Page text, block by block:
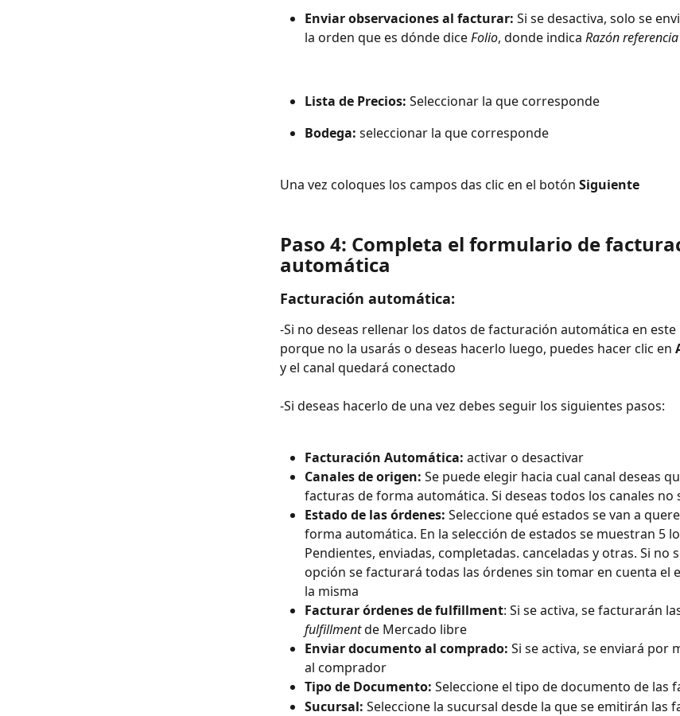
Enviar observaciones al facturar: Si se desactiva, solo se
la orden que es dónde dice Folio, donde indica Razón referencia
Lista de Precios: Seleccionar la que corresponde
Bodega: seleccionar la que corresponde
Una vez coloques los campos das clic en el botón Siguiente
Paso 4: Completa el formulario de
automática
Facturación automática:
-Si no deseas rellenar los datos de facturación automática en
porque no la usarás o deseas hacerlo luego, puedes hacer clic en
y el canal quedará conectado
-Si deseas hacerlo de una vez debes seguir los siguientes pasos:
Facturación Automática: activar o desactivar
Canales de origen: Se puede elegir hacia cual canal deseas
facturas de forma automática. Si deseas todos los canales no
Estado de las órdenes: Seleccione qué estados se van a
forma automática. En la selección de estados se muestran 5
Pendientes, enviadas, completadas. canceladas y otras. Si no
opción se facturará todas las órdenes sin tomar en cuenta el
la misma
Facturar órdenes de fulfillment: Si se activa, se facturarán
fulfillment de Mercado libre
Enviar documento al comprado: Si se activa, se enviará por
al comprador
Tipo de Documento: Seleccione el tipo de documento de las
Sucursal: Seleccione la sucursal desde la que se emitirán las